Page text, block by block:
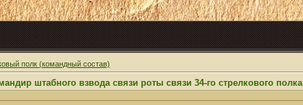
полк (командный состав)
штабного взвода связи роты связи 34-го стрелкового полка